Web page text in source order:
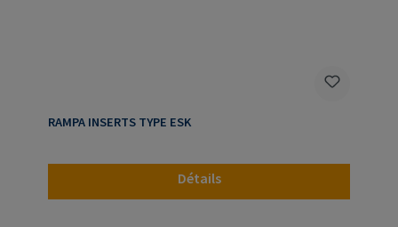
RAMPA INSERTS TYPE ESK
Détails